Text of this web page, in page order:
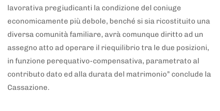
lavorativa pregiudicanti la condizione del coniuge
economicamente più debole, benché si sia ricostituito una
diversa comunità familiare, avrà comunque diritto ad un
assegno atto ad operare il riequilibrio tra le due posizioni,
in funzione perequativo-compensativa, parametrato al
contributo dato ed alla durata del matrimonio” conclude la
Cassazione.